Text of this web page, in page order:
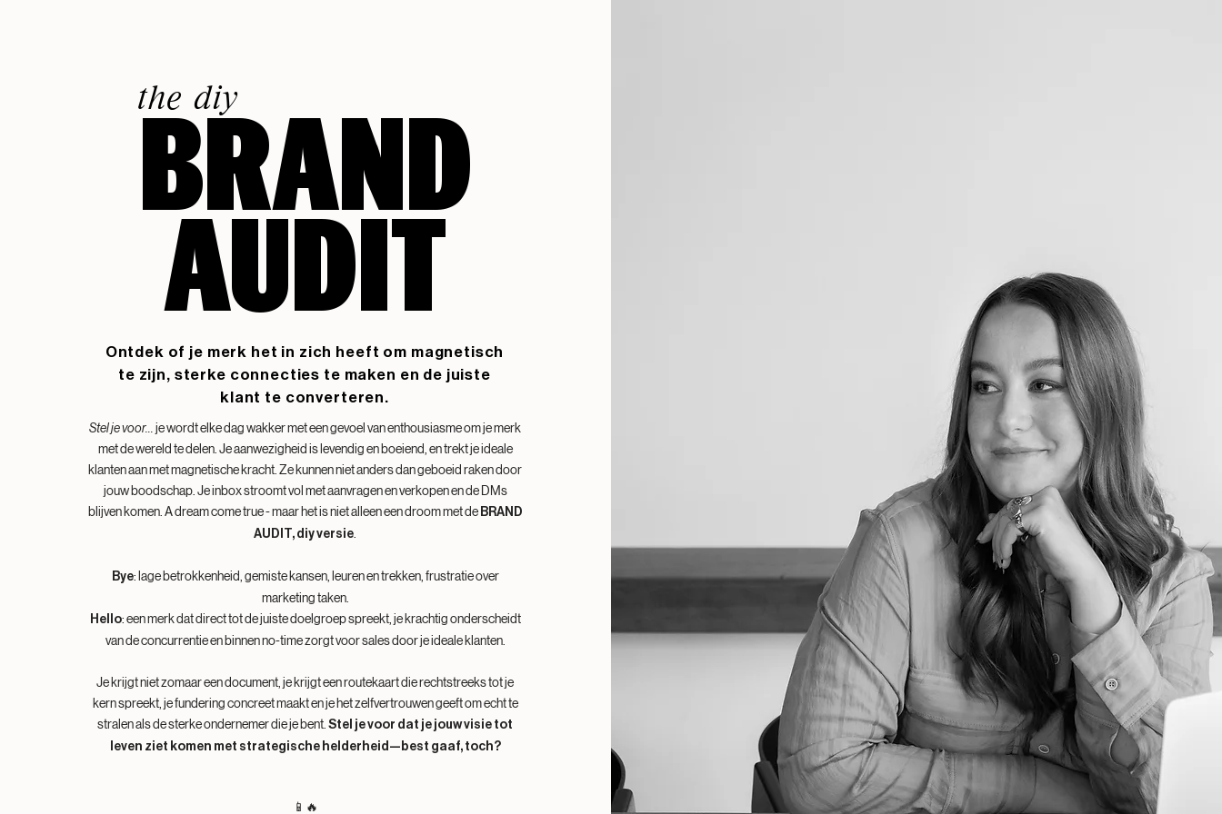
the diy
BRAND
AUDIT
Ontdek of je merk het in zich heeft om magnetisch
te zijn, sterke connecties te maken en de juiste
klant te converteren.
Stel je voor...
je wordt elke dag wakker met een gevoel van enthousiasme om je merk
met de wereld te delen. Je aanwezigheid is levendig en boeiend, en trekt je ideale
klanten aan met magnetische kracht. Ze kunnen niet anders dan geboeid raken door
jouw boodschap. Je inbox stroomt vol met aanvragen en verkopen en de DMs
blijven komen. A dream come true - maar het is niet alleen een droom met de BRAND
AUDIT, diy versie
Bye: lage betrokkenheid, gemiste kansen, leuren en trekken, frustratie over
marketing taken.
Hello: een merk dat direct tot de juiste doelgroep spreekt, je krachtig onderscheidt
van de concurrentie en binnen no-time zorgt voor sales door je ideale klanten.
Je krijgt niet zomaar een document, je krijgt een routekaart die rechtstreeks tot je
kern spreekt, je fundering concreet maakt en je het zelfvertrouwen geeft om echt te
stralen als de sterke ondernemer die je bent. Stel je voor dat je jouw visie tot
leven ziet komen met strategische helderheid—best gaaf, toch?
📱🔥